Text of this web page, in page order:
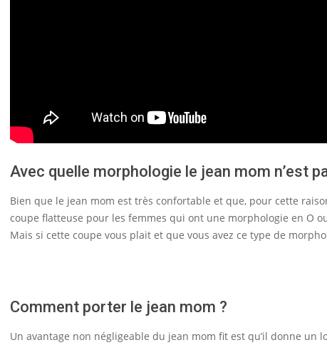
Avec quelle morphologie le jean mom n’est
Bien que le jean mom est très confortable et que, pour cette
coupe flatteuse pour les femmes qui ont une morphologie en O
Mais si cette coupe vous plait et que vous avez ce type de
Comment porter le jean mom ?
Un avantage non négligeable du jean mom fit est qu’il donne un